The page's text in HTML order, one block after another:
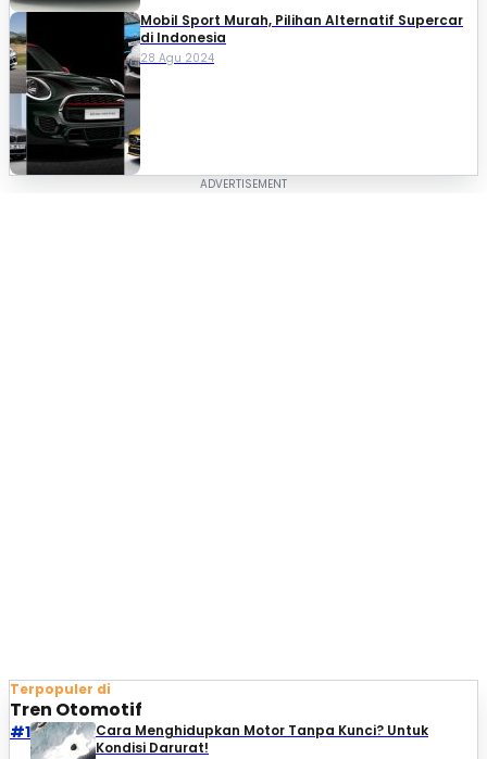
Mobil Sport Murah, Pilihan Alternatif Supercar
di Indonesia
28 Agu 2024
Terpopuler di
Tren Otomotif
#1
Cara Menghidupkan Motor Tanpa Kunci? Untuk
Kondisi Darurat!